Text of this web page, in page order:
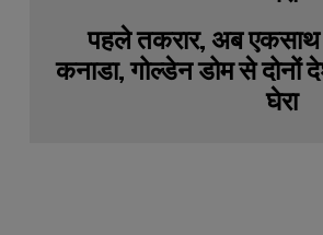
पहले तकरार, अब
कनाडा, गोल्डेन डोम से दोनों
घेरा